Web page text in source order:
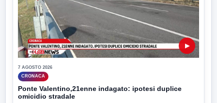
▶
7 AGOSTO 2026
CRONACA
Ponte Valentino,21enne indagato: ipotesi duplice
omicidio stradale